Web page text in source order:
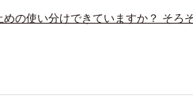
めの使い分けできていますか？ そろ